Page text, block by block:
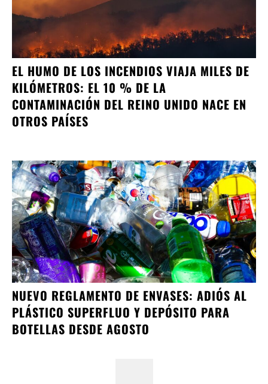
EL HUMO DE LOS INCENDIOS VIAJA MILES DE
KILÓMETROS: EL 10 % DE LA
CONTAMINACIÓN DEL REINO UNIDO NACE EN
OTROS PAÍSES
NUEVO REGLAMENTO DE ENVASES: ADIÓS AL
PLÁSTICO SUPERFLUO Y DEPÓSITO PARA
BOTELLAS DESDE AGOSTO